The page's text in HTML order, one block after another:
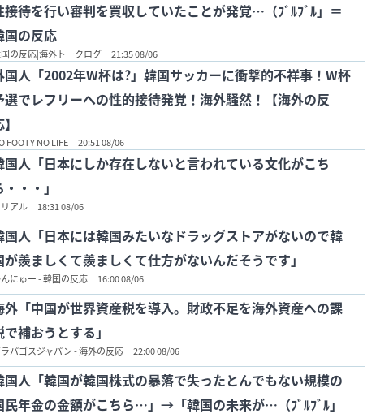
接待を行い審判を買収していたことが発覚…（ﾌﾞﾙﾌﾞﾙ」＝
国の反応
の反応|海外トークログ 21:35 08/06
国人「2002年W杯は?」韓国サッカーに衝撃的不祥事！W杯
選でレフリーへの性的接待発覚！海外騒然！【海外の反
FOOTY NO LIFE 20:51 08/06
国人「日本にしか存在しないと言われている文化がこち
・・・」
リアル 18:31 08/06
国人「日本には韓国みたいなドラッグストアがないので韓
が羨ましくて羨ましくて仕方がないんだそうです」
にゅー - 韓国の反応 16:00 08/06
外「中国が世界資産税を導入。財政不足を海外資産への課
で補おうとする」
パゴスジャパン - 海外の反応 22:00 08/06
国人「韓国が韓国株式の暴落で失ったとんでもない規模の
民年金の金額がこちら…」→「韓国の未来が…（ﾌﾞﾙﾌﾞﾙ」